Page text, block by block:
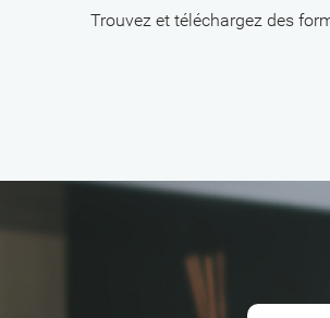
Trouvez et téléchargez des